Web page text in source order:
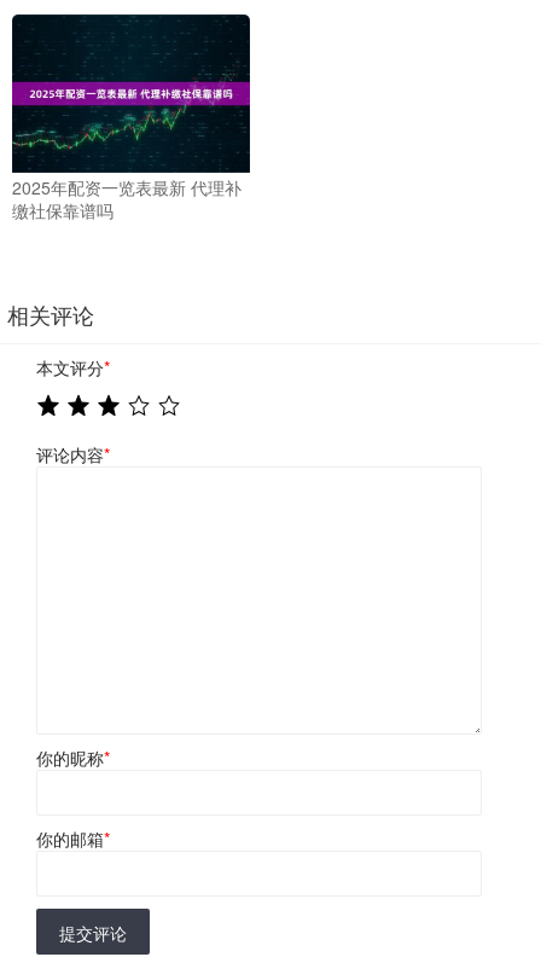
2025年配资一览表最新 代理补
缴社保靠谱吗
相关评论
本文评分*
评论内容*
你的昵称*
你的邮箱*
提交评论